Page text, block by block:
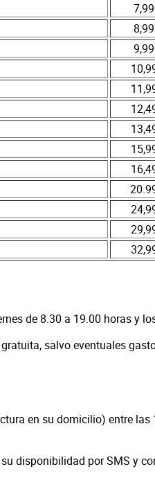
de 8.30 a 19.00 horas y
salvo eventuales
en su domicilio) entre
disponibilidad por SMS y